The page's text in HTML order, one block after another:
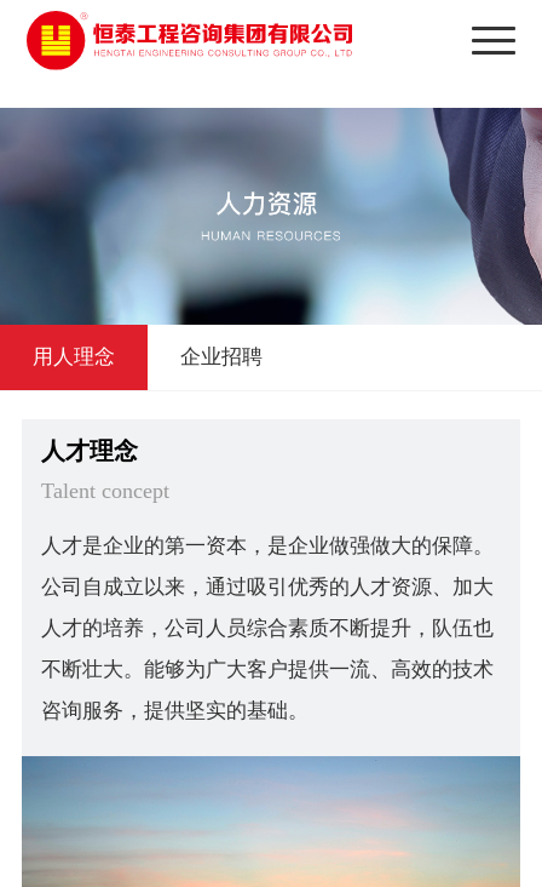
太阳城娱乐
用人理念 企业招聘
人才理念
Talent concept
人才是企业的第一资本，是企业做强做大的保障。
公司自成立以来，通过吸引优秀的人才资源、加大
人才的培养，公司人员综合素质不断提升，队伍也
不断壮大。能够为广大客户提供一流、高效的技术
咨询服务，提供坚实的基础。